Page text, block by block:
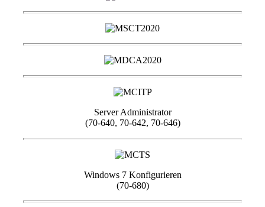
Server Administrator
(70-640, 70-642, 70-646)
Windows 7 Konfigurieren
(70-680)